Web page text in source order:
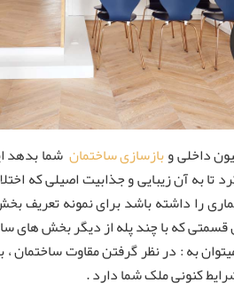
داخلی وبازسازی ساختمان شما بدهد
تا به آن زیبایی و جذابیت اصیلی که
را داشته باشد برای نمونه
قسمتی که با چند پله از دیگر بخش
به : در نظر گرفتن مقاوت
کنونی ملک شما دارد .